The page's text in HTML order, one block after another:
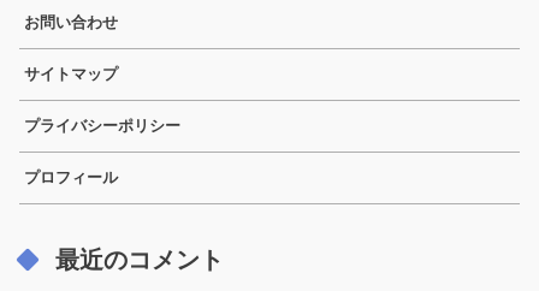
お問い合わせ
サイトマップ
プライバシーポリシー
プロフィール
最近のコメント